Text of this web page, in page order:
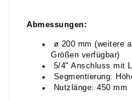
Abmessungen:
ø 200 mm (weitere
Größen verfügbar)
5/4" Anschluss mit
Segmentierung:
Nutzlänge: 450 mm